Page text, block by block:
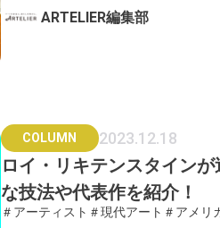
ARTELIER編集部
COLUMN 2023.12.18
ロイ・リキテンスタイン
な技法や代表作を紹介！
＃アーティスト ＃現代アート ＃アメリ